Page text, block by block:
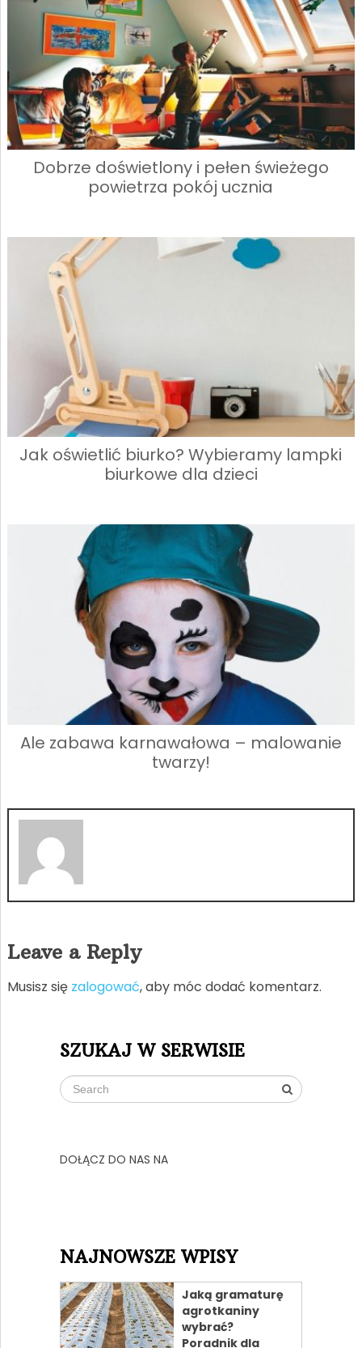
Dobrze doświetlony i pełen świeżego
powietrza pokój ucznia
Jak oświetlić biurko? Wybieramy lampki
biurkowe dla dzieci
Ale zabawa karnawałowa – malowanie
twarzy!
Leave a Reply
Musisz się zalogować, aby móc dodać komentarz.
SZUKAJ W SERWISIE
DOŁĄCZ DO NAS NA
NAJNOWSZE WPISY
Jaką gramaturę
agrotkaniny
wybrać?
Poradnik dla